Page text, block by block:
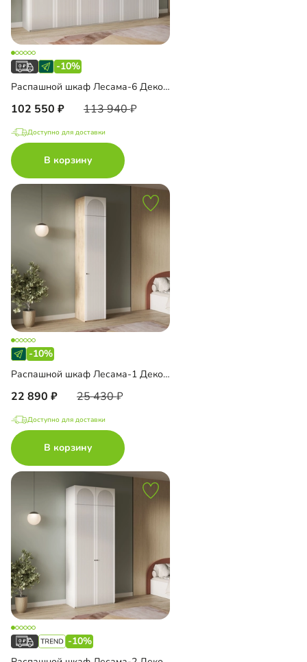
-10%
Распашной шкаф Лесама-6 Декор 1
102 550 113 940
Доступно для доставки
В корзину
-10%
Распашной шкаф Лесама-1 Декор 1 с антресолью
22 890 25 430
Доступно для доставки
В корзину
-10%